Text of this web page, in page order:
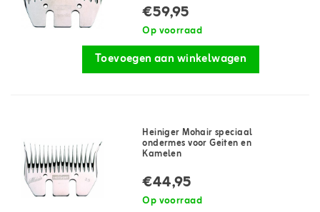
€59,95
Op voorraad
Toevoegen aan winkelwagen
Heiniger Mohair speciaal
ondermes voor Geiten en
Kamelen
€44,95
Op voorraad